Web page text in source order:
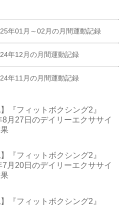
年01月～02月の月間運動記録
年12月の月間運動記録
年11月の月間運動記録
】『フィットボクシング2』
8月27日のデイリーエクササイ
】『フィットボクシング2』
7月20日のデイリーエクササイ
】『フィットボクシング2』